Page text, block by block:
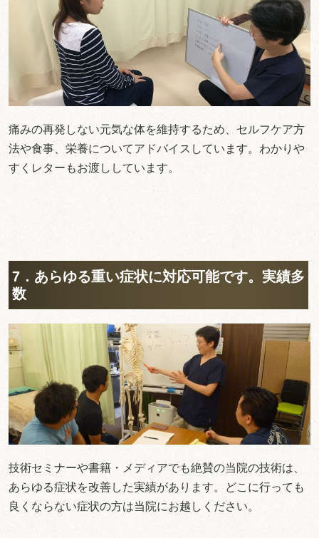
痛みの再発しない元気な体を維持するため、セルフケア方
法や食事、栄養についてアドバイスしています。わかりや
すくレターもお渡ししています。
7．あらゆる重い症状に対応可能です。実績多
数
技術セミナーや書籍・メディアでも絶賛の当院の技術は、
あらゆる症状を改善した実績があります。どこに行っても
良くならない症状の方は当院にお越しください。